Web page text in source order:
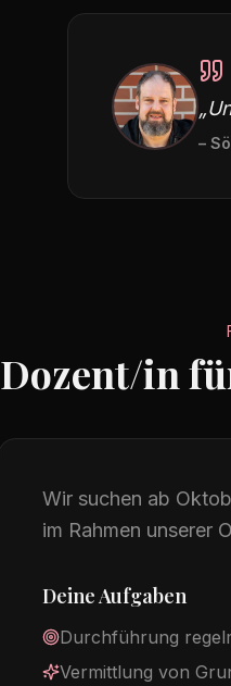
–
Dozent/in
Wir suchen ab
im Rahmen unserer
Deine Aufgaben
Durchführung
Vermittlung von